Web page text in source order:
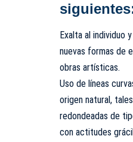
Exalta al individuo
nuevas formas de
obras artísticas.
Uso de líneas
origen natural,
redondeadas de
con actitudes